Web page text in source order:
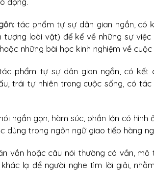
: tác phẩm tự sự dân gian ngắn, có
tượng loài vật) để kể về những sự
những bài học kinh nghiệm về cuộc
phẩm tự sự dân gian ngắn, có kết
trái tự nhiên trong cuộc sống, có
ngắn gọn, hàm súc, phần lớn có hình
dùng trong ngôn ngữ giao tiếp hàng
vần hoặc câu nói thường có vần,
lạ để người nghe tìm lời giải,